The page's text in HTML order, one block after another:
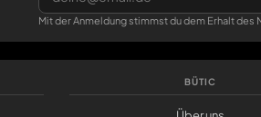
Mit der Anmeldung stimmst du dem Erhalt
BÜTIC